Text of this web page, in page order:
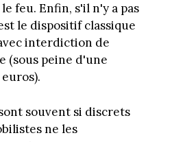
feu. Enfin, s'il n'y a pas
le dispositif classique
interdiction de
(sous peine d'une
souvent si discrets
ne les